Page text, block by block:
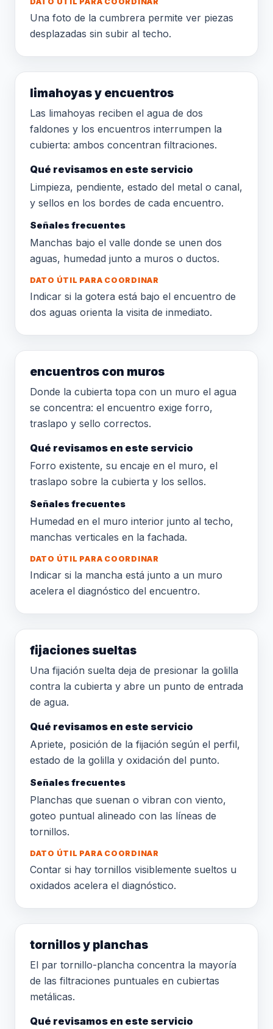
Una foto de la cumbrera permite ver piezas
desplazadas sin subir al techo.
limahoyas y encuentros
Las limahoyas reciben el agua de dos
faldones y los encuentros interrumpen la
cubierta: ambos concentran filtraciones.
Qué revisamos en este servicio
Limpieza, pendiente, estado del metal o canal,
y sellos en los bordes de cada encuentro.
Señales frecuentes
Manchas bajo el valle donde se unen dos
aguas, humedad junto a muros o ductos.
DATO ÚTIL PARA COORDINAR
Indicar si la gotera está bajo el encuentro de
dos aguas orienta la visita de inmediato.
encuentros con muros
Donde la cubierta topa con un muro el agua
se concentra: el encuentro exige forro,
traslapo y sello correctos.
Qué revisamos en este servicio
Forro existente, su encaje en el muro, el
traslapo sobre la cubierta y los sellos.
Señales frecuentes
Humedad en el muro interior junto al techo,
manchas verticales en la fachada.
DATO ÚTIL PARA COORDINAR
Indicar si la mancha está junto a un muro
acelera el diagnóstico del encuentro.
fijaciones sueltas
Una fijación suelta deja de presionar la golilla
contra la cubierta y abre un punto de entrada
de agua.
Qué revisamos en este servicio
Apriete, posición de la fijación según el perfil,
estado de la golilla y oxidación del punto.
Señales frecuentes
Planchas que suenan o vibran con viento,
goteo puntual alineado con las líneas de
tornillos.
DATO ÚTIL PARA COORDINAR
Contar si hay tornillos visiblemente sueltos u
oxidados acelera el diagnóstico.
tornillos y planchas
El par tornillo-plancha concentra la mayoría
de las filtraciones puntuales en cubiertas
metálicas.
Qué revisamos en este servicio